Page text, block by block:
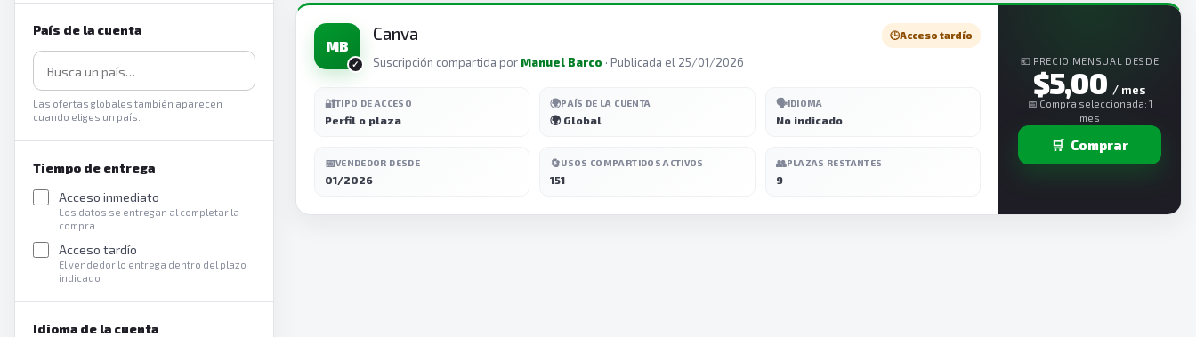
País de la cuenta
Las ofertas globales también aparecen
cuando eliges un país.
Tiempo de entrega
Acceso inmediato
Los datos se entregan al completar la
compra
Acceso tardío
El vendedor lo entrega dentro del plazo
indicado
Idioma de la cuenta
MB
Canva 🕒Acceso tardío
Suscripción compartida por Manuel Barco · Publicada el 25/01/2026
🔐TIPO DE ACCESO
Perfil o plaza
🌍PAÍS DE LA CUENTA
🌍 Global
🗣️IDIOMA
No indicado
📅VENDEDOR DESDE
01/2026
🔄USOS COMPARTIDOS ACTIVOS
151
👥PLAZAS RESTANTES
9
💶 PRECIO MENSUAL DESDE
$5,00 / mes
📅 Compra seleccionada: 1
mes
🛒 Comprar